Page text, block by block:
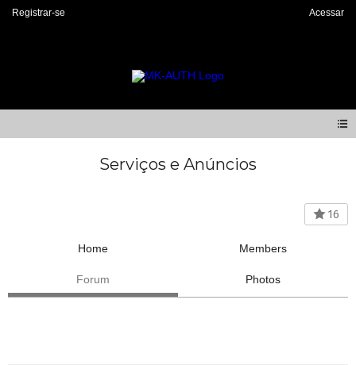
Registrar-se Acessar
Serviços e Anúncios
16
Home Members
Forum Photos